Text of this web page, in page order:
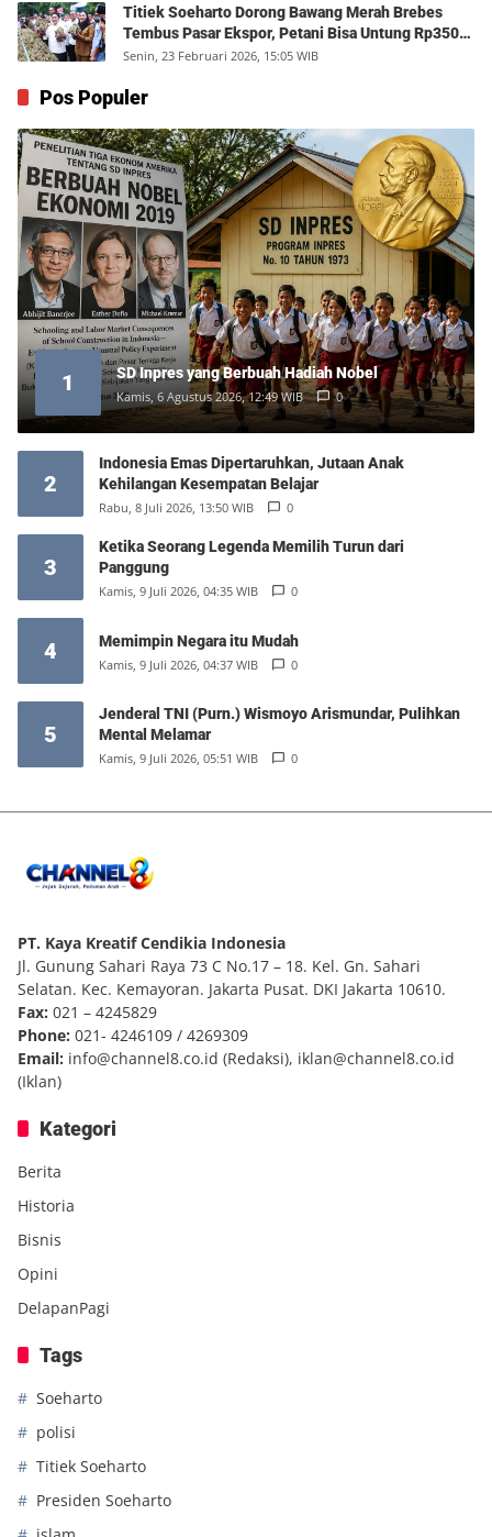
Titiek Soeharto Dorong Bawang Merah Brebes
Tembus Pasar Ekspor, Petani Bisa Untung Rp350
Juta per Hektare
Senin, 23 Februari 2026, 15:05 WIB
Pos Populer
1 SD Inpres yang Berbuah Hadiah Nobel
Kamis, 6 Agustus 2026, 12:49 WIB 0
2
Indonesia Emas Dipertaruhkan, Jutaan Anak
Kehilangan Kesempatan Belajar
Rabu, 8 Juli 2026, 13:50 WIB 0
3
Ketika Seorang Legenda Memilih Turun dari
Panggung
Kamis, 9 Juli 2026, 04:35 WIB 0
4 Memimpin Negara itu Mudah
Kamis, 9 Juli 2026, 04:37 WIB 0
5
Jenderal TNI (Purn.) Wismoyo Arismundar, Pulihkan
Mental Melamar
Kamis, 9 Juli 2026, 05:51 WIB 0
PT. Kaya Kreatif Cendikia Indonesia
Jl. Gunung Sahari Raya 73 C No.17 – 18. Kel. Gn. Sahari
Selatan. Kec. Kemayoran. Jakarta Pusat. DKI Jakarta 10610.
Fax: 021 – 4245829
Phone: 021- 4246109 / 4269309
Email: info@channel8.co.id (Redaksi), iklan@channel8.co.id
(Iklan)
Kategori
Berita
Historia
Bisnis
Opini
DelapanPagi
Tags
Soeharto
polisi
Titiek Soeharto
Presiden Soeharto